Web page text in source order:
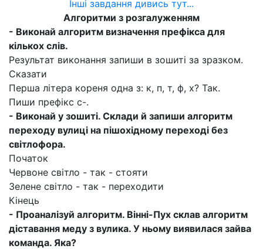
Інші завдання дивись тут...
Алгоритми з розгалуженням
- Виконай алгоритм визначення префікса для
кількох слів.
Результат виконання запиши в зошиті за зразком.
Сказати
Перша літера кореня одна з: к, п, т, ф, х? Так.
Пиши префікс с-.
- Виконай у зошиті. Склади й запиши алгоритм
переходу вулиці на пішохідному переході без
світлофора.
Початок
Червоне світло - так - стояти
Зелене світло - так - переходити
Кінець
- Проаналізуй алгоритм. Вінні-Пух склав алгоритм
діставання меду з вулика. У ньому виявилася зайва
команда. Яка?